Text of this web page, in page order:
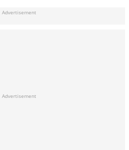
Advertisement
Advertisement